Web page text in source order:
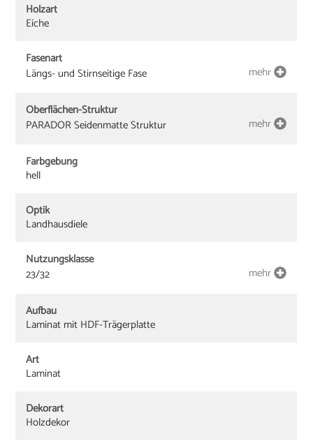
Holzart
Eiche
Fasenart
Längs- und Stirnseitige Fase
mehr
Oberflächen-Struktur
PARADOR Seidenmatte Struktur
mehr
Farbgebung
hell
Optik
Landhausdiele
Nutzungsklasse
23/32
mehr
Aufbau
Laminat mit HDF-Trägerplatte
Art
Laminat
Dekorart
Holzdekor